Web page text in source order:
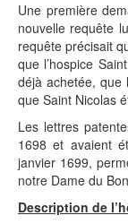
Une première
nouvelle requête
requête précisait
que l’hospice
déjà achetée, que
que Saint Nicolas
Les lettres
1698 et avaient
janvier 1699,
notre Dame du
Description de